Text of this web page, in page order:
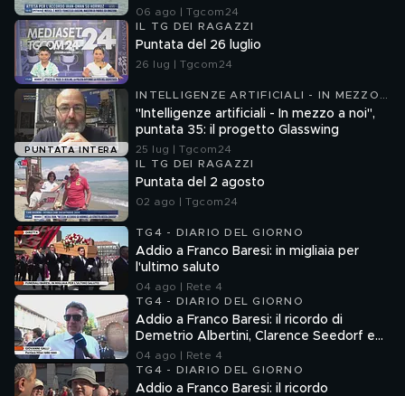
06 ago | Tgcom24
IL TG DEI RAGAZZI
Puntata del 26 luglio
26 lug | Tgcom24
PUNTATA INTERA
INTELLIGENZE ARTIFICIALI - IN MEZZO
A NOI
"Intelligenze artificiali - In mezzo a noi",
puntata 35: il progetto Glasswing
25 lug | Tgcom24
IL TG DEI RAGAZZI
Puntata del 2 agosto
02 ago | Tgcom24
TG4 - DIARIO DEL GIORNO
Addio a Franco Baresi: in migliaia per
l'ultimo saluto
04 ago | Rete 4
TG4 - DIARIO DEL GIORNO
Addio a Franco Baresi: il ricordo di
Demetrio Albertini, Clarence Seedorf e
Giovanni Galli
04 ago | Rete 4
TG4 - DIARIO DEL GIORNO
Addio a Franco Baresi: il ricordo